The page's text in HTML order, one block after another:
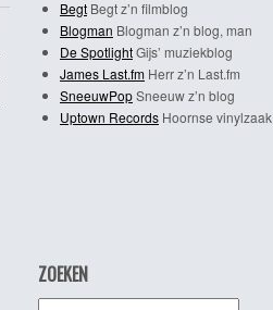
Begt Begt z’n filmblog
Blogman Blogman z’n blog, man
De SpotlightGijs’ muziekblog
James Last.fm Herr z’n Last.fm
SneeuwPopSneeuw z’n blog
Uptown Records Hoornse vinylzaak
ZOEKEN